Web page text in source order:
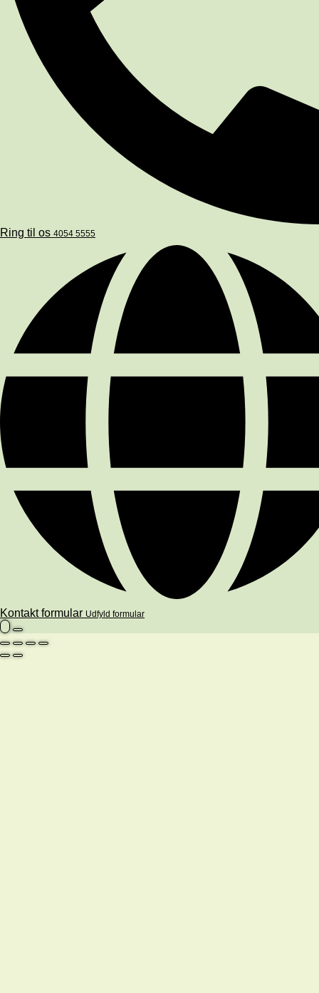
Ring til os 4054 5555
Kontakt formular Udfyld formular